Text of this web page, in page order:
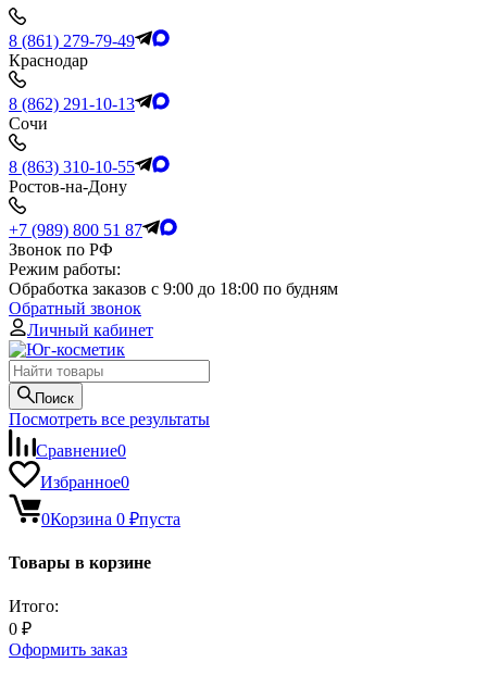
8 (861) 279-79-49
Краснодар
8 (862) 291-10-13
Сочи
8 (863) 310-10-55
Ростов-на-Дону
+7 (989) 800 51 87
Звонок по РФ
Режим работы:
Обработка заказов с 9:00 до 18:00 по будням
Обратный звонок
Личный кабинет
Поиск
Посмотреть все результаты
Сравнение0
Избранное0
0Корзина 0 ₽пуста
Товары в корзине
Итого:
0 ₽
Оформить заказ